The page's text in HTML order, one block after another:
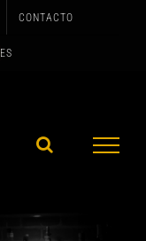
CONTACTO
ES